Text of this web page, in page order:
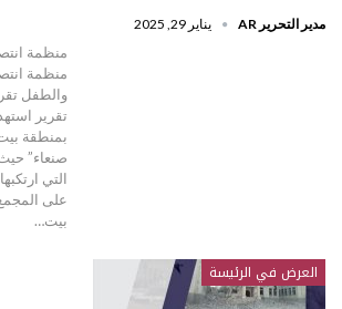
مدير التحرير AR يناير 29, 2025
منظمة
منظمة
والطفل
تقرير
بمنطقة
صنعاء” حيث
التي
على
بيت…
العرض في الرئيسة